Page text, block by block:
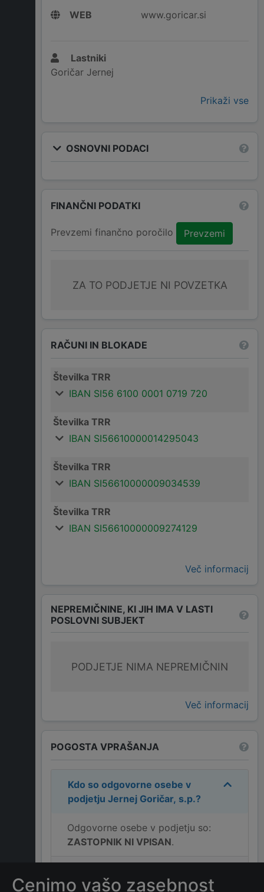
WEB
www.goricar.si
Lastniki
Goričar Jernej
Prikaži vse
OSNOVNI PODACI
FINANČNI PODATKI
Prevzemi finančno poročilo Prevzemi
ZA TO PODJETJE NI POVZETKA
RAČUNI IN BLOKADE
Številka TRR
IBAN SI56 6100 0001 0719 720
Številka TRR
IBAN SI56610000014295043
Številka TRR
IBAN SI56610000009034539
Številka TRR
IBAN SI56610000009274129
Več informacij
NEPREMIČNINE, KI JIH IMA V LASTI
POSLOVNI SUBJEKT
PODJETJE NIMA NEPREMIČNIN
Več informacij
POGOSTA VPRAŠANJA
Kdo so odgovorne osebe v
podjetju Jernej Goričar, s.p.?
Odgovorne osebe v podjetju so:
ZASTOPNIK NI VPISAN.
Jernej Goričar, s.p.?
Cenimo vašo zasebnost